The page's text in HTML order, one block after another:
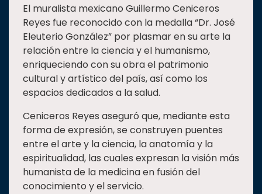
El muralista mexicano Guillermo Ceniceros
Reyes fue reconocido con la medalla “Dr. José
Eleuterio González” por plasmar en su arte la
relación entre la ciencia y el humanismo,
enriqueciendo con su obra el patrimonio
cultural y artístico del país, así como los
espacios dedicados a la salud.
Ceniceros Reyes aseguró que, mediante esta
forma de expresión, se construyen puentes
entre el arte y la ciencia, la anatomía y la
espiritualidad, las cuales expresan la visión más
humanista de la medicina en fusión del
conocimiento y el servicio.